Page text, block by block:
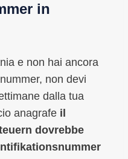
in
e non hai ancora
non devi
dalla tua
anagrafe il
dovrebbe